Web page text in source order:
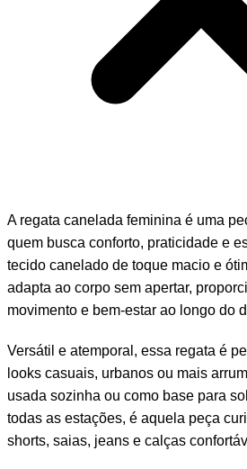
A regata canelada feminina é uma
quem busca conforto, praticidade e
tecido canelado de toque macio e
adapta ao corpo sem apertar,
movimento e bem-estar ao longo do
Versátil e atemporal, essa regata é
looks casuais, urbanos ou mais
usada sozinha ou como base para
todas as estações, é aquela peça
shorts, saias, jeans e calças